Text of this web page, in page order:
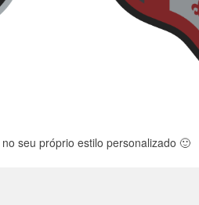
no seu próprio estilo personalizado 🙂